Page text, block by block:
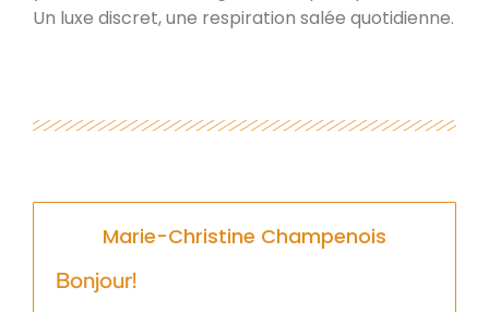
Un luxe discret, une respiration salée quotidienne.
Marie-Christine Champenois
Bonjour!